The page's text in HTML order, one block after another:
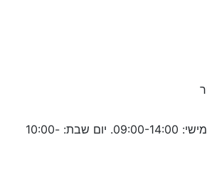
ימים ראשון - חמישי: 09:00-14:00. יום שבת: 10:00-